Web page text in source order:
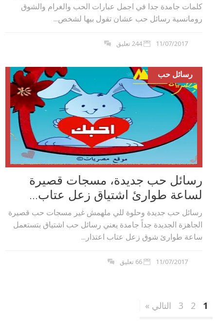
كلمات جامدة جدا في اجمل عبارات الحب والغرام والشوق
رومانسية رسائل حب عشان تقول بيها لشخص...
11/07/2017 244 تعليق
رسائل حب
رسائل حب جديدة، مسجات قصيرة
لساعة طوارئ اشتياق زعل عتاب...
رسائل حب جديدة وحلوة للي ملهمش غير مسجات حب قصيرة
الجاهزة الجديدة جداً جامدة يعني رسائل حب اشتياق بتستعمل
ساعة طوارئ شوق زعل عتاب اعتذار...
11/07/2017 66 تعليق
1
2
3 التالي »